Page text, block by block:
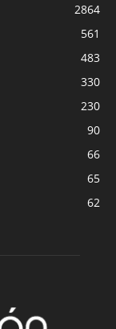
2864
561
483
330
230
90
66
65
62